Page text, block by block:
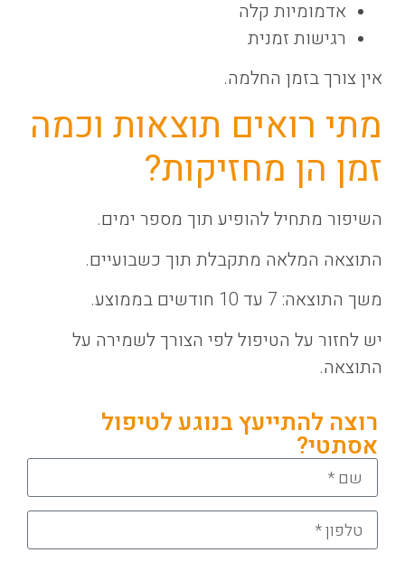
אדמומיות קלה
רגישות זמנית
אין צורך בזמן החלמה.
מתי רואים תוצאות וכמה
זמן הן מחזיקות?
השיפור מתחיל להופיע תוך מספר ימים.
התוצאה המלאה מתקבלת תוך כשבועיים.
משך התוצאה: 7 עד 10 חודשים בממוצע.
יש לחזור על הטיפול לפי הצורך לשמירה על
התוצאה.
רוצה להתייעץ בנוגע לטיפול
אסתטי?